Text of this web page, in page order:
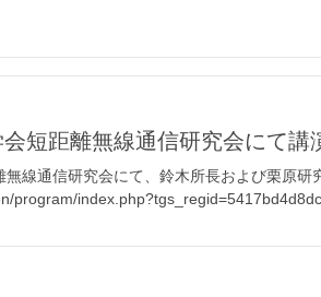
短距離無線通信研究会にて講
線通信研究会にて、鈴木所長および栗原研
program/